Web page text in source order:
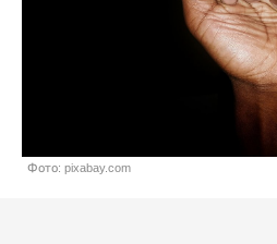
Фото: pixabay.com